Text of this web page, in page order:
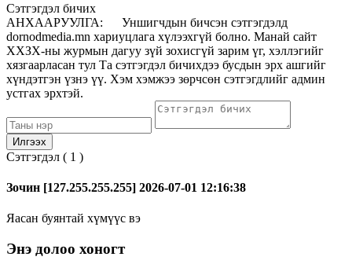
Сэтгэгдэл бичих
АНХААРУУЛГА: Уншигчдын бичсэн сэтгэгдэлд
dornodmedia.mn хариуцлага хүлээхгүй болно. Манай сайт
ХХЗХ-ны журмын дагуу зүй зохисгүй зарим үг, хэллэгийг
хязгаарласан тул Та сэтгэгдэл бичихдээ бусдын эрх ашгийг
хүндэтгэн үзнэ үү. Хэм хэмжээ зөрчсөн сэтгэгдлийг админ
устгах эрхтэй.
Сэтгэгдэл ( 1 )
Зочин [127.255.255.255] 2026-07-01 12:16:38
Яасан буянтай хүмүүс вэ
Энэ долоо хоногт